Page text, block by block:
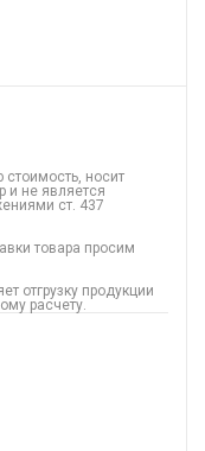
носит
и не является
ст. 437
товара просим
отгрузку продукции
расчету.